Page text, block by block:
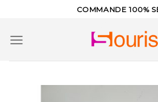
content
COMMANDE 100%